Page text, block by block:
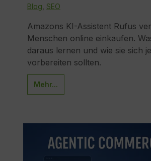
Blog SEO
Amazons KI-Assistent Rufus
Menschen online einkaufen.
daraus lernen und wie sie sich
vorbereiten sollten.
Mehr...